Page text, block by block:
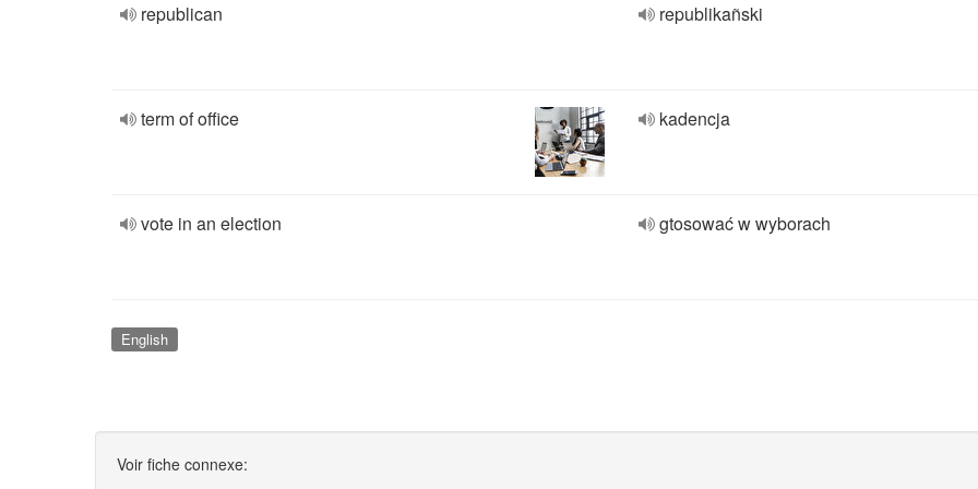
republican republikañski
term of office kadencja
vote in an election gtosować w wyborach
English
Voir fiche connexe: